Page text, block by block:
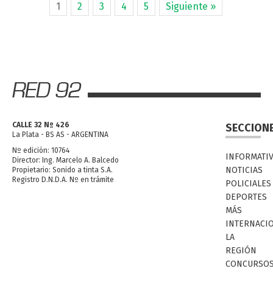
1 2 3 4 5 Siguiente »
CALLE 32 Nº 426
La Plata - BS AS - ARGENTINA
Nº edición: 10764
Director: Ing. Marcelo A. Balcedo
Propietario: Sonido a tinta S.A.
Registro D.N.D.A. Nº en trámite
NOTICIAS
POLICIALES
DEPORTES
MÁS
LA
REGIÓN